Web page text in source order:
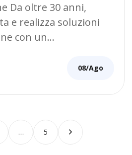
Da oltre 30 anni,
e realizza soluzioni
con un…
08/Ago
… 5